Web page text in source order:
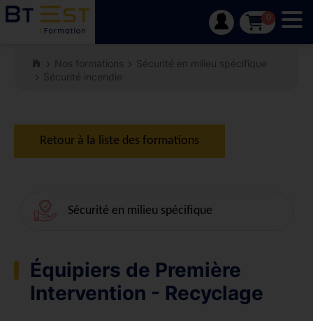
0
Nos formations
Sécurité en milieu spécifique
Sécurité incendie
Retour à la liste des formations
Sécurité en milieu spécifique
Équipiers de Première
Intervention - Recyclage